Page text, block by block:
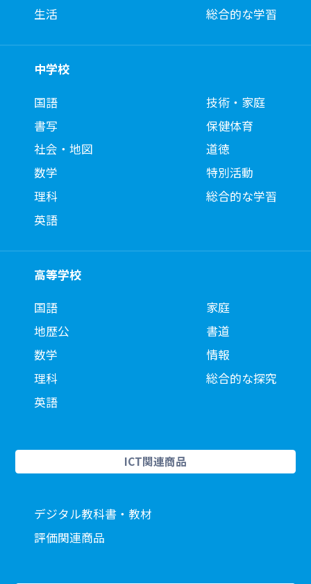
生活
総合的な学習
中学校
国語
書写
社会・地図
数学
理科
英語
技術・家庭
保健体育
道徳
特別活動
総合的な学習
高等学校
国語
地歴公
数学
理科
英語
家庭
書道
情報
総合的な探究
ICT関連商品
デジタル教科書・教材
評価関連商品